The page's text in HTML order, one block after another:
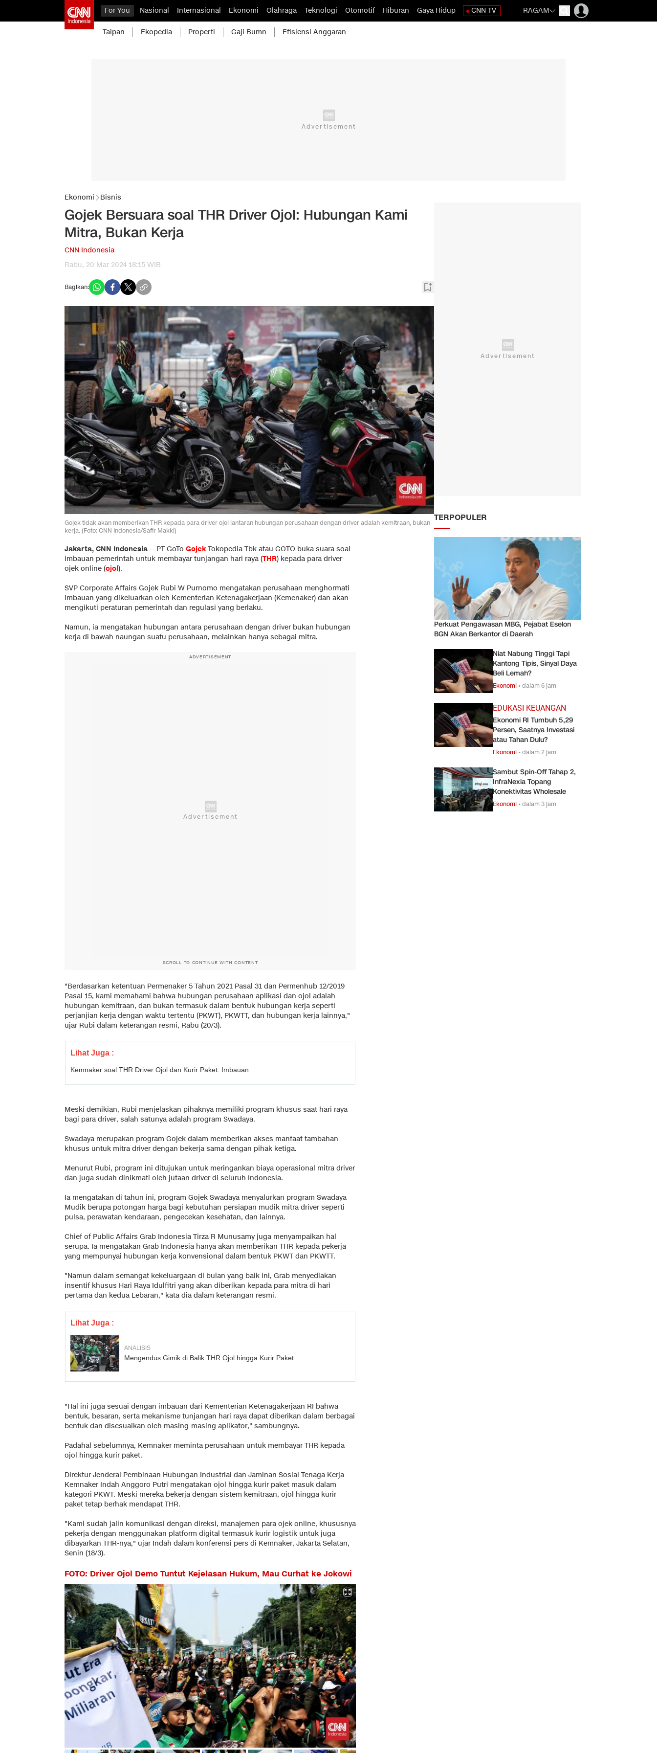
For You Nasional Internasional Ekonomi Olahraga Teknologi Otomotif Hiburan Gaya Hidup CNN TV RAGAM
Taipan Ekopedia Properti Gaji Bumn Efisiensi Anggaran
Ekonomi Bisnis
Gojek Bersuara soal THR Driver Ojol: Hubungan Kami
Mitra, Bukan Kerja
CNN Indonesia
Rabu, 20 Mar 2024 18:15 WIB
Bagikan:
Gojek tidak akan memberikan THR kepada para driver ojol lantaran hubungan perusahaan dengan driver adalah kemitraan, bukan
kerja. (Foto: CNN Indonesia/Safir Makki)
Jakarta, CNN Indonesia -- PT GoTo GojekTokopedia Tbk atau GOTO buka suara soal
imbauan pemerintah untuk membayar tunjangan hari raya (THR) kepada para driver
ojek online (ojol).
SVP Corporate Affairs Gojek Rubi W Purnomo mengatakan perusahaan menghormati
imbauan yang dikeluarkan oleh Kementerian Ketenagakerjaan (Kemenaker) dan akan
mengikuti peraturan pemerintah dan regulasi yang berlaku.
Namun, ia mengatakan hubungan antara perusahaan dengan driver bukan hubungan
kerja di bawah naungan suatu perusahaan, melainkan hanya sebagai mitra.
ADVERTISEMENT
SCROLL TO CONTINUE WITH CONTENT
"Berdasarkan ketentuan Permenaker 5 Tahun 2021 Pasal 31 dan Permenhub 12/2019
Pasal 15, kami memahami bahwa hubungan perusahaan aplikasi dan ojol adalah
hubungan kemitraan, dan bukan termasuk dalam bentuk hubungan kerja seperti
perjanjian kerja dengan waktu tertentu (PKWT), PKWTT, dan hubungan kerja lainnya,"
ujar Rubi dalam keterangan resmi, Rabu (20/3).
Lihat Juga :
Kemnaker soal THR Driver Ojol dan Kurir Paket: Imbauan
Meski demikian, Rubi menjelaskan pihaknya memiliki program khusus saat hari raya
bagi para driver, salah satunya adalah program Swadaya.
Swadaya merupakan program Gojek dalam memberikan akses manfaat tambahan
khusus untuk mitra driver dengan bekerja sama dengan pihak ketiga.
Menurut Rubi, program ini ditujukan untuk meringankan biaya operasional mitra driver
dan juga sudah dinikmati oleh jutaan driver di seluruh Indonesia.
Ia mengatakan di tahun ini, program Gojek Swadaya menyalurkan program Swadaya
Mudik berupa potongan harga bagi kebutuhan persiapan mudik mitra driver seperti
pulsa, perawatan kendaraan, pengecekan kesehatan, dan lainnya.
Chief of Public Affairs Grab Indonesia Tirza R Munusamy juga menyampaikan hal
serupa. Ia mengatakan Grab Indonesia hanya akan memberikan THR kepada pekerja
yang mempunyai hubungan kerja konvensional dalam bentuk PKWT dan PKWTT.
"Namun dalam semangat kekeluargaan di bulan yang baik ini, Grab menyediakan
insentif khusus Hari Raya Idulfitri yang akan diberikan kepada para mitra di hari
pertama dan kedua Lebaran," kata dia dalam keterangan resmi.
Lihat Juga :
ANALISIS
Mengendus Gimik di Balik THR Ojol hingga Kurir Paket
"Hal ini juga sesuai dengan imbauan dari Kementerian Ketenagakerjaan RI bahwa
bentuk, besaran, serta mekanisme tunjangan hari raya dapat diberikan dalam berbagai
bentuk dan disesuaikan oleh masing-masing aplikator," sambungnya.
Padahal sebelumnya, Kemnaker meminta perusahaan untuk membayar THR kepada
ojol hingga kurir paket.
Direktur Jenderal Pembinaan Hubungan Industrial dan Jaminan Sosial Tenaga Kerja
Kemnaker Indah Anggoro Putri mengatakan ojol hingga kurir paket masuk dalam
kategori PKWT. Meski mereka bekerja dengan sistem kemitraan, ojol hingga kurir
paket tetap berhak mendapat THR.
"Kami sudah jalin komunikasi dengan direksi, manajemen para ojek online, khususnya
pekerja dengan menggunakan platform digital termasuk kurir logistik untuk juga
dibayarkan THR-nya," ujar Indah dalam konferensi pers di Kemnaker, Jakarta Selatan,
Senin (18/3).
FOTO: Driver Ojol Demo Tuntut Kejelasan Hukum, Mau Curhat ke Jokowi
TERPOPULER
Perkuat Pengawasan MBG, Pejabat Eselon
BGN Akan Berkantor di Daerah
Niat Nabung Tinggi Tapi
Kantong Tipis, Sinyal Daya
Beli Lemah?
Ekonomi •dalam 6 jam
EDUKASI KEUANGAN
Ekonomi RI Tumbuh 5,29
Persen, Saatnya Investasi
atau Tahan Dulu?
Ekonomi •dalam 2 jam
Sambut Spin-Off Tahap 2,
InfraNexia Topang
Konektivitas Wholesale
Ekonomi •dalam 3 jam